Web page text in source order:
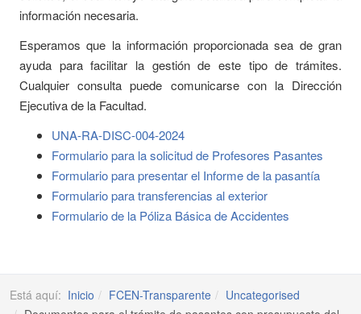
información necesaria.
Esperamos que la información proporcionada sea de gran
ayuda para facilitar la gestión de este tipo de trámites.
Cualquier consulta puede comunicarse con la Dirección
Ejecutiva de la Facultad.
UNA-RA-DISC-004-2024
Formulario para la solicitud de Profesores Pasantes
Formulario para presentar el Informe de la pasantía
Formulario para transferencias al exterior
Formulario de la Póliza Básica de Accidentes
Está aquí: Inicio FCEN-Transparente
Uncategorised